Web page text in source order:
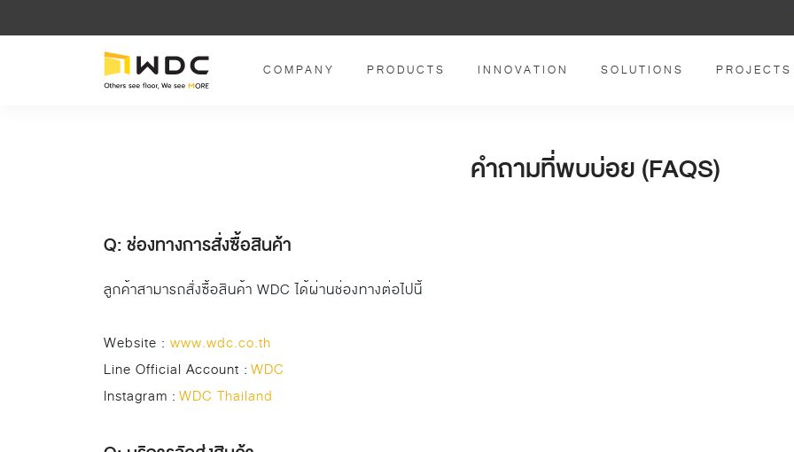
COMPANY PRODUCTS INNOVATION SOLUTIONS PROJECTS
คำถามที่พบบ่อย (FAQS)
Q: ช่องทางการสั่งซื้อสินค้า
ลูกค้าสามารถสั่งซื้อสินค้า WDC ได้ผ่านช่องทางต่อไปนี้
Website : www.wdc.co.th
Line Official Account : WDC
Instagram : WDC Thailand